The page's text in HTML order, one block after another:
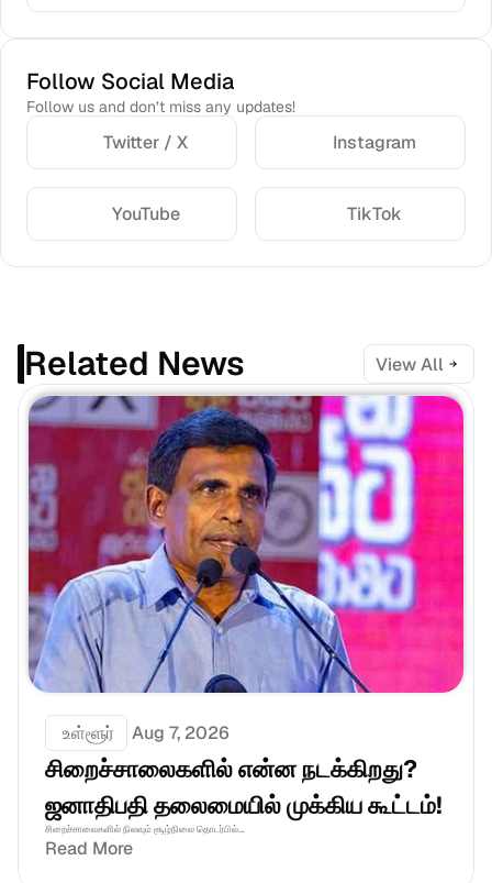
Follow Social Media
Follow us and don’t miss any updates!
Twitter / X Instagram
YouTube TikTok
Related News View All
உள்ளூர் Aug 7, 2026
சிறைச்சாலைகளில் என்ன நடக்கிறது?
ஜனாதிபதி தலைமையில் முக்கிய கூட்டம்!
சிறைச்சாலைகளில் நிலவும் சூழ்நிலை தொடர்பில்...
Read More